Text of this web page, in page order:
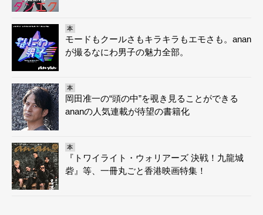
本
モードもクールさもキラキラもエモさも。anan
が撮るなにわ男子の魅力全部。
本
岡田准一の“頭の中”を覗き見ることができる
ananの人気連載が待望の書籍化
本
『トワイライト・ウォリアーズ 決戦！九龍城
砦』等、一冊丸ごと香港映画特集！